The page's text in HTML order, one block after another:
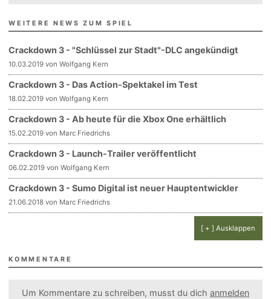
WEITERE NEWS ZUM SPIEL
Crackdown 3 - "Schlüssel zur Stadt"-DLC angekündigt
10.03.2019 von Wolfgang Kern
Crackdown 3 - Das Action-Spektakel im Test
18.02.2019 von Wolfgang Kern
Crackdown 3 - Ab heute für die Xbox One erhältlich
15.02.2019 von Marc Friedrichs
Crackdown 3 - Launch-Trailer veröffentlicht
06.02.2019 von Wolfgang Kern
Crackdown 3 - Sumo Digital ist neuer Hauptentwickler
21.06.2018 von Marc Friedrichs
[ + ] Ausklappen
KOMMENTARE
Um Kommentare zu schreiben, musst du dich anmelden